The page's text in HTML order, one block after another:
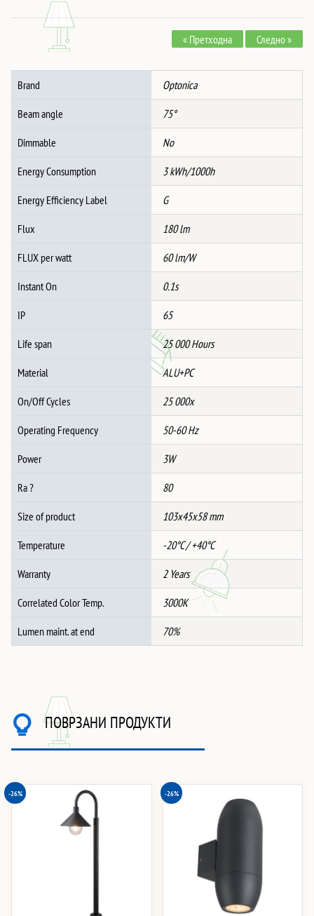
Квадратна
IP65
количина
« Претходна Следно »
Brand Optonica
Beam angle 75°
Dimmable No
Energy Consumption 3 kWh/1000h
Energy Efficiency Label G
Flux 180 lm
FLUX per watt 60 lm/W
Instant On 0.1s
IP 65
Life span 25 000 Hours
Material ALU+PC
On/Off Cycles 25 000x
Operating Frequency 50-60 Hz
Power 3W
Ra ? 80
Size of product 103x45x58 mm
Temperature -20°C / +40°C
Warranty 2 Years
Correlated Color Temp. 3000K
Lumen maint. at end 70%
ПОВРЗАНИ ПРОДУКТИ
-26% -26%